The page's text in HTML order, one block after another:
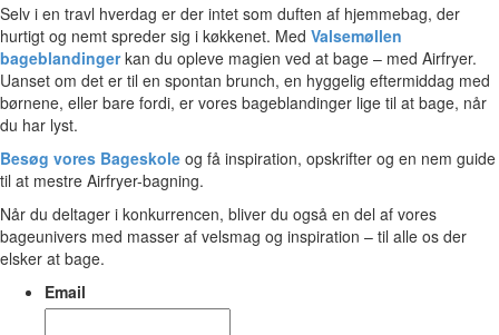
Selv i en travl hverdag er der intet som duften af hjemmebag, der
hurtigt og nemt spreder sig i køkkenet. Med Valsemøllen
bageblandingerkan du opleve magien ved at bage – med Airfryer.
Uanset om det er til en spontan brunch, en hyggelig eftermiddag med
børnene, eller bare fordi, er vores bageblandinger lige til at bage, når
du har lyst.
Besøg vores Bageskole og få inspiration, opskrifter og en nem guide
til at mestre Airfryer-bagning.
Når du deltager i konkurrencen, bliver du også en del af vores
bageunivers med masser af velsmag og inspiration – til alle os der
elsker at bage.
Email